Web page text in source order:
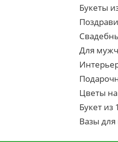
Букеты
Для
Цветы
Букет из
Вазы для